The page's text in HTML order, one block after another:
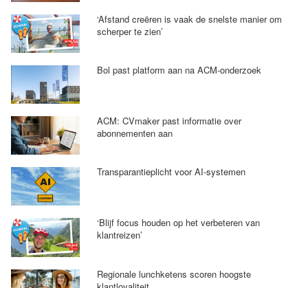
‘Afstand creëren is vaak de snelste manier om
scherper te zien’
Bol past platform aan na ACM-onderzoek
ACM: CVmaker past informatie over
abonnementen aan
Transparantieplicht voor AI-systemen
‘Blijf focus houden op het verbeteren van
klantreizen’
Regionale lunchketens scoren hoogste